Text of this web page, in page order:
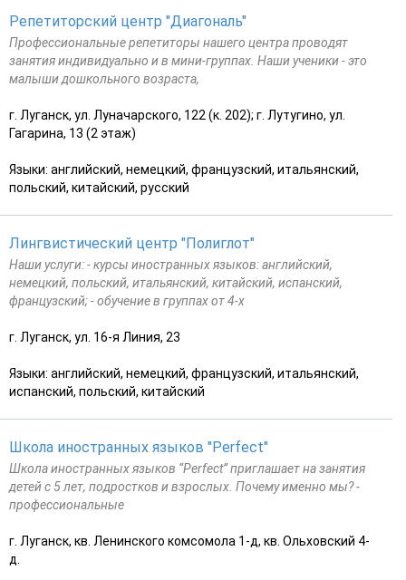
Репетиторский центр "Диагональ"
Профессиональные репетиторы нашего центра проводят
занятия индивидуально и в мини-группах. Наши ученики - это
малыши дошкольного возраста,
г. Луганск, ул. Луначарского, 122 (к. 202); г. Лутугино, ул.
Гагарина, 13 (2 этаж)
Языки: английский, немецкий, французский, итальянский,
польский, китайский, русский
Лингвистический центр "Полиглот"
Наши услуги: - курсы иностранных языков: английский,
немецкий, польский, итальянский, китайский, испанский,
французский; - обучение в группах от 4-х
г. Луганск, ул. 16-я Линия, 23
Языки: английский, немецкий, французский, итальянский,
испанский, польский, китайский
Школа иностранных языков "Perfect"
Школа иностранных языков “Perfect” приглашает на занятия
детей с 5 лет, подростков и взрослых. Почему именно мы? -
профессиональные
г. Луганск, кв. Ленинского комсомола 1-д, кв. Ольховский 4-
д.